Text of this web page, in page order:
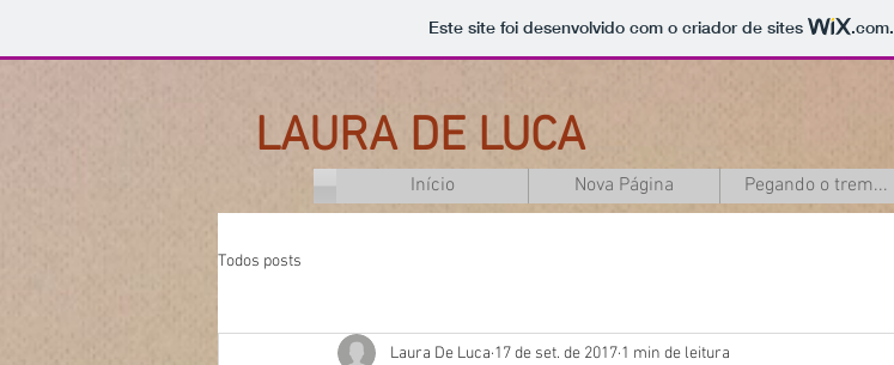
Este site foi desenvolvido com o criador de sites .com
LAURA DE LUCA
Início Nova Página Pegando o trem...
Todos posts
Laura De Luca 17 de set. de 2017 1 min de leitura